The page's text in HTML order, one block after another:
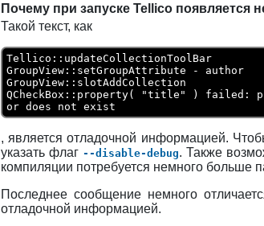
Почему при запуске Tellico появляется
Такой текст, как
Tellico::updateCollectionToolBar
GroupView::setGroupAttribute - author
GroupView::slotAddCollection
QCheckBox::property( "title" ) failed:
or does not exist
, является отладочной информацией.
указать флаг --disable-debug. Также
компиляции потребуется немного больше
Последнее сообщение немного
отладочной информацией.